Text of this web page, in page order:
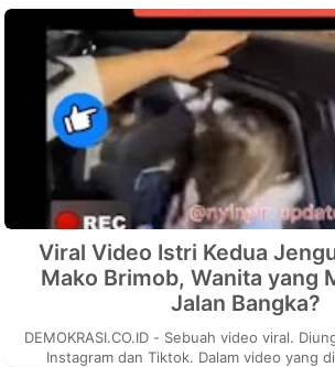
Viral Video Istri Kedua
Mako Brimob, Wanita yang
Jalan Bangka?
DEMOKRASI.CO.ID - Sebuah video viral. Diunggah di media sosial
Instagram dan Tiktok. Dalam video yang